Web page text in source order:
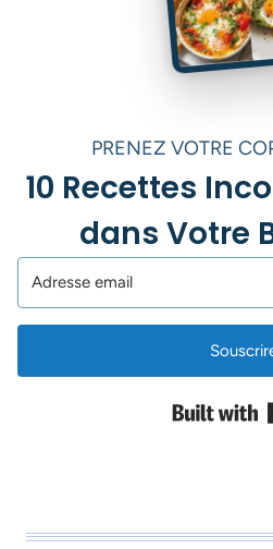
PRENEZ VOTRE
10 Recettes
dans Votre